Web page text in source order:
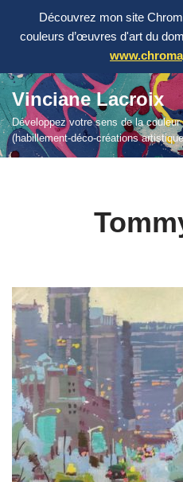
Découvrez mon site
couleurs d’œuvres d'art du
Aller
au
contenu
Vinciane Lacroix
Développez votre sens de la couleur
(habillement-déco-créations